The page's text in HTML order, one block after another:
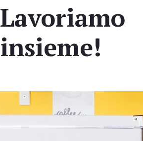
Lavoriamo
insieme!